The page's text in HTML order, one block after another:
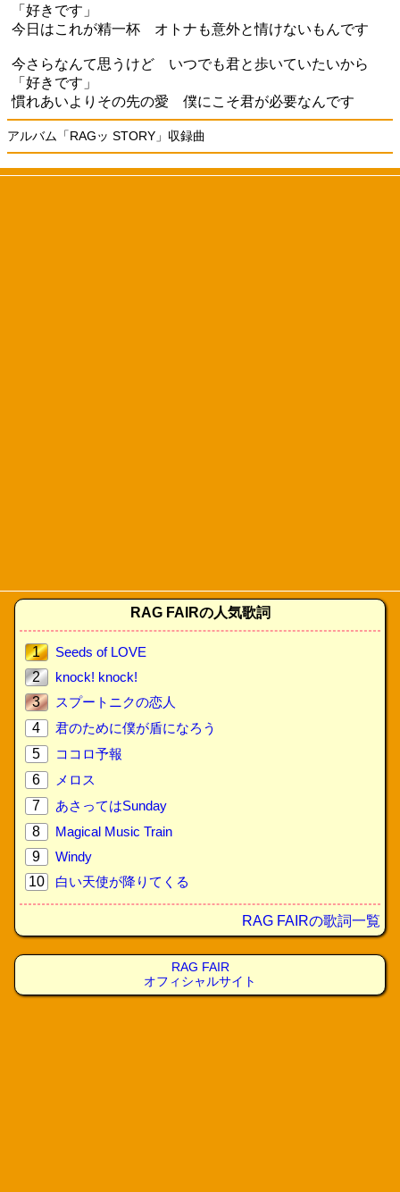
「好きです」
今日はこれが精一杯 オトナも意外と情けないもんです
今さらなんて思うけど いつでも君と歩いていたいから
「好きです」
慣れあいよりその先の愛 僕にこそ君が必要なんです
アルバム「RAGッ STORY」収録曲
RAG FAIRの人気歌詞
1
Seeds of LOVE
2
knock! knock!
3
スプートニクの恋人
4
君のために僕が盾になろう
5
ココロ予報
6
メロス
7
あさってはSunday
8
Magical Music Train
9
Windy
10
白い天使が降りてくる
RAG FAIRの歌詞一覧
RAG FAIR
オフィシャルサイト